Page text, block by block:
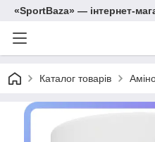
«SportBaza» — інтернет-
Каталог товарів